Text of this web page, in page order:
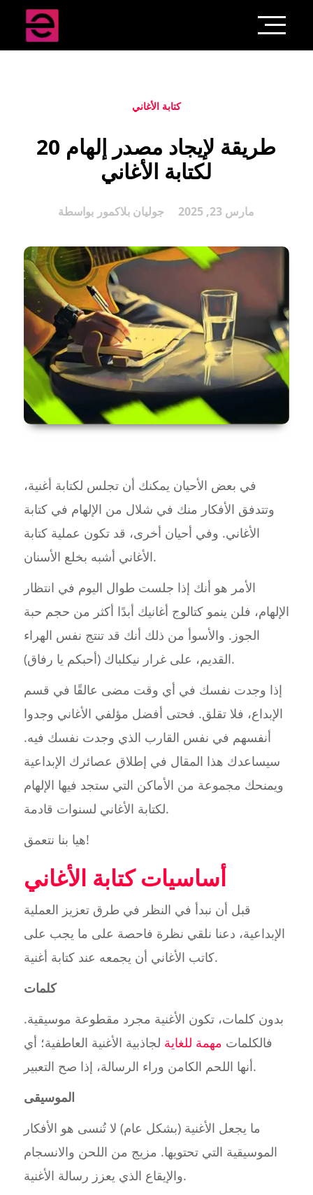
كتابة الأغاني
20 طريقة لإيجاد مصدر إلهام
لكتابة الأغاني
بواسطة جوليان بلاكمور مارس 23, 2025
في بعض الأحيان يمكنك أن تجلس لكتابة أغنية،
وتتدفق الأفكار منك في شلال من الإلهام في كتابة
الأغاني. وفي أحيان أخرى، قد تكون عملية كتابة
الأغاني أشبه بخلع الأسنان.
الأمر هو أنك إذا جلست طوال اليوم في انتظار
الإلهام، فلن ينمو كتالوج أغانيك أبدًا أكثر من حجم حبة
الجوز. والأسوأ من ذلك أنك قد تنتج نفس الهراء
القديم، على غرار نيكلباك (أحبكم يا رفاق).
إذا وجدت نفسك في أي وقت مضى عالقًا في قسم
الإبداع، فلا تقلق. فحتى أفضل مؤلفي الأغاني وجدوا
أنفسهم في نفس القارب الذي وجدت نفسك فيه.
سيساعدك هذا المقال في إطلاق عصائرك الإبداعية
ويمنحك مجموعة من الأماكن التي ستجد فيها الإلهام
لكتابة الأغاني لسنوات قادمة.
هيا بنا نتعمق!
أساسيات كتابة الأغاني
قبل أن نبدأ في النظر في طرق تعزيز العملية
الإبداعية، دعنا نلقي نظرة فاحصة على ما يجب على
كاتب الأغاني أن يجمعه عند كتابة أغنية.
كلمات
بدون كلمات، تكون الأغنية مجرد مقطوعة موسيقية.
فالكلمات مهمة للغاية لجاذبية الأغنية العاطفية؛ أي
أنها اللحم الكامن وراء الرسالة، إذا صح التعبير.
الموسيقى
ما يجعل الأغنية (بشكل عام) لا تُنسى هو الأفكار
الموسيقية التي تحتويها. مزيج من اللحن والانسجام
والإيقاع الذي يعزز رسالة الأغنية.